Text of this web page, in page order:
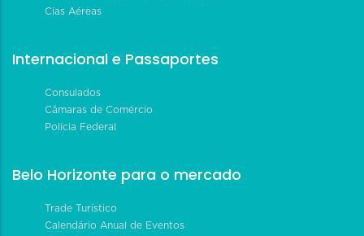
Cias Aéreas
Internacional e Passaportes
Consulados
Câmaras de Comércio
Polícia Federal
Belo Horizonte para o mercado
Trade Turístico
Calendário Anual de Eventos